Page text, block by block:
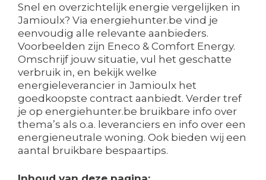
Snel en overzichtelijk energie vergelijken in
Jamioulx? Via energiehunter.be vind je
eenvoudig alle relevante aanbieders.
Voorbeelden zijn Eneco & Comfort Energy.
Omschrijf jouw situatie, vul het geschatte
verbruik in, en bekijk welke
energieleverancier in Jamioulx het
goedkoopste contract aanbiedt. Verder tref
je op energiehunter.be bruikbare info over
thema’s als o.a. leveranciers en info over een
energieneutrale woning. Ook bieden wij een
aantal bruikbare bespaartips.